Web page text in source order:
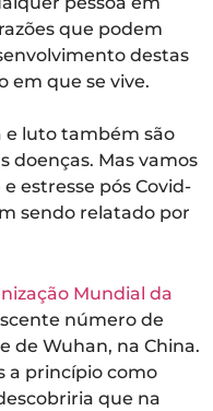
que podem
destas
em que se vive.
e luto também são
doenças. Mas vamos
estresse pós Covid-
sendo relatado por
Mundial da
número de
de Wuhan, na China.
a princípio como
que na